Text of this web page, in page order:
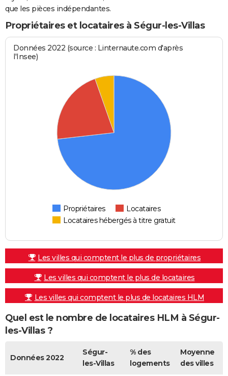
que les pièces indépendantes.
Propriétaires et locataires à Ségur-les-Villas
Données 2022 (source : Linternaute.com d'après
l'Insee)
Propriétaires
Locataires
Locataires hébergés à titre gratuit
Les villes qui comptent le plus de propriétaires
Les villes qui comptent le plus de locataires
Les villes qui comptent le plus de locataires HLM
Quel est le nombre de locataires HLM à Ségur-
les-Villas ?
Données 2022
Ségur-
les-Villas
% des
logements
Moyenne
des villes